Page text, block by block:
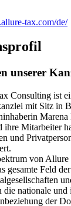
tax.com/de/
unserer
Consulting ist
mit Sitz in
ihre Mitarbeiter
und
von
gesamte Feld
die nationale und
der